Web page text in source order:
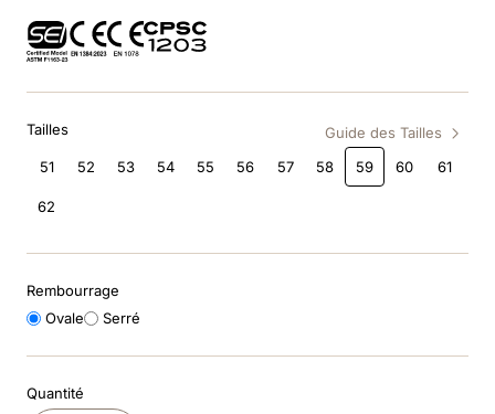
3.casque visiere polo
4.chromo
6. smart polish
7.insert
8.smart nova riding helmet
cromo 2
10.box visiera polo
Tailles
Guide des Tailles
51
52 53 54 55 56 57 58 59 60 61
62
Rembourrage
Ovale
Serré
Quantité